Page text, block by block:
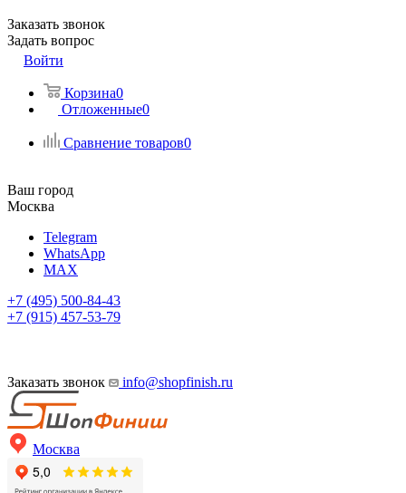
Заказать звонок
Задать вопрос
Войти
Корзина0
Отложенные0
Сравнение товаров0
Ваш город
Москва
Telegram
WhatsApp
MAX
+7 (495) 500-84-43
+7 (915) 457-53-79
Заказать звонок info@shopfinish.ru
Москва